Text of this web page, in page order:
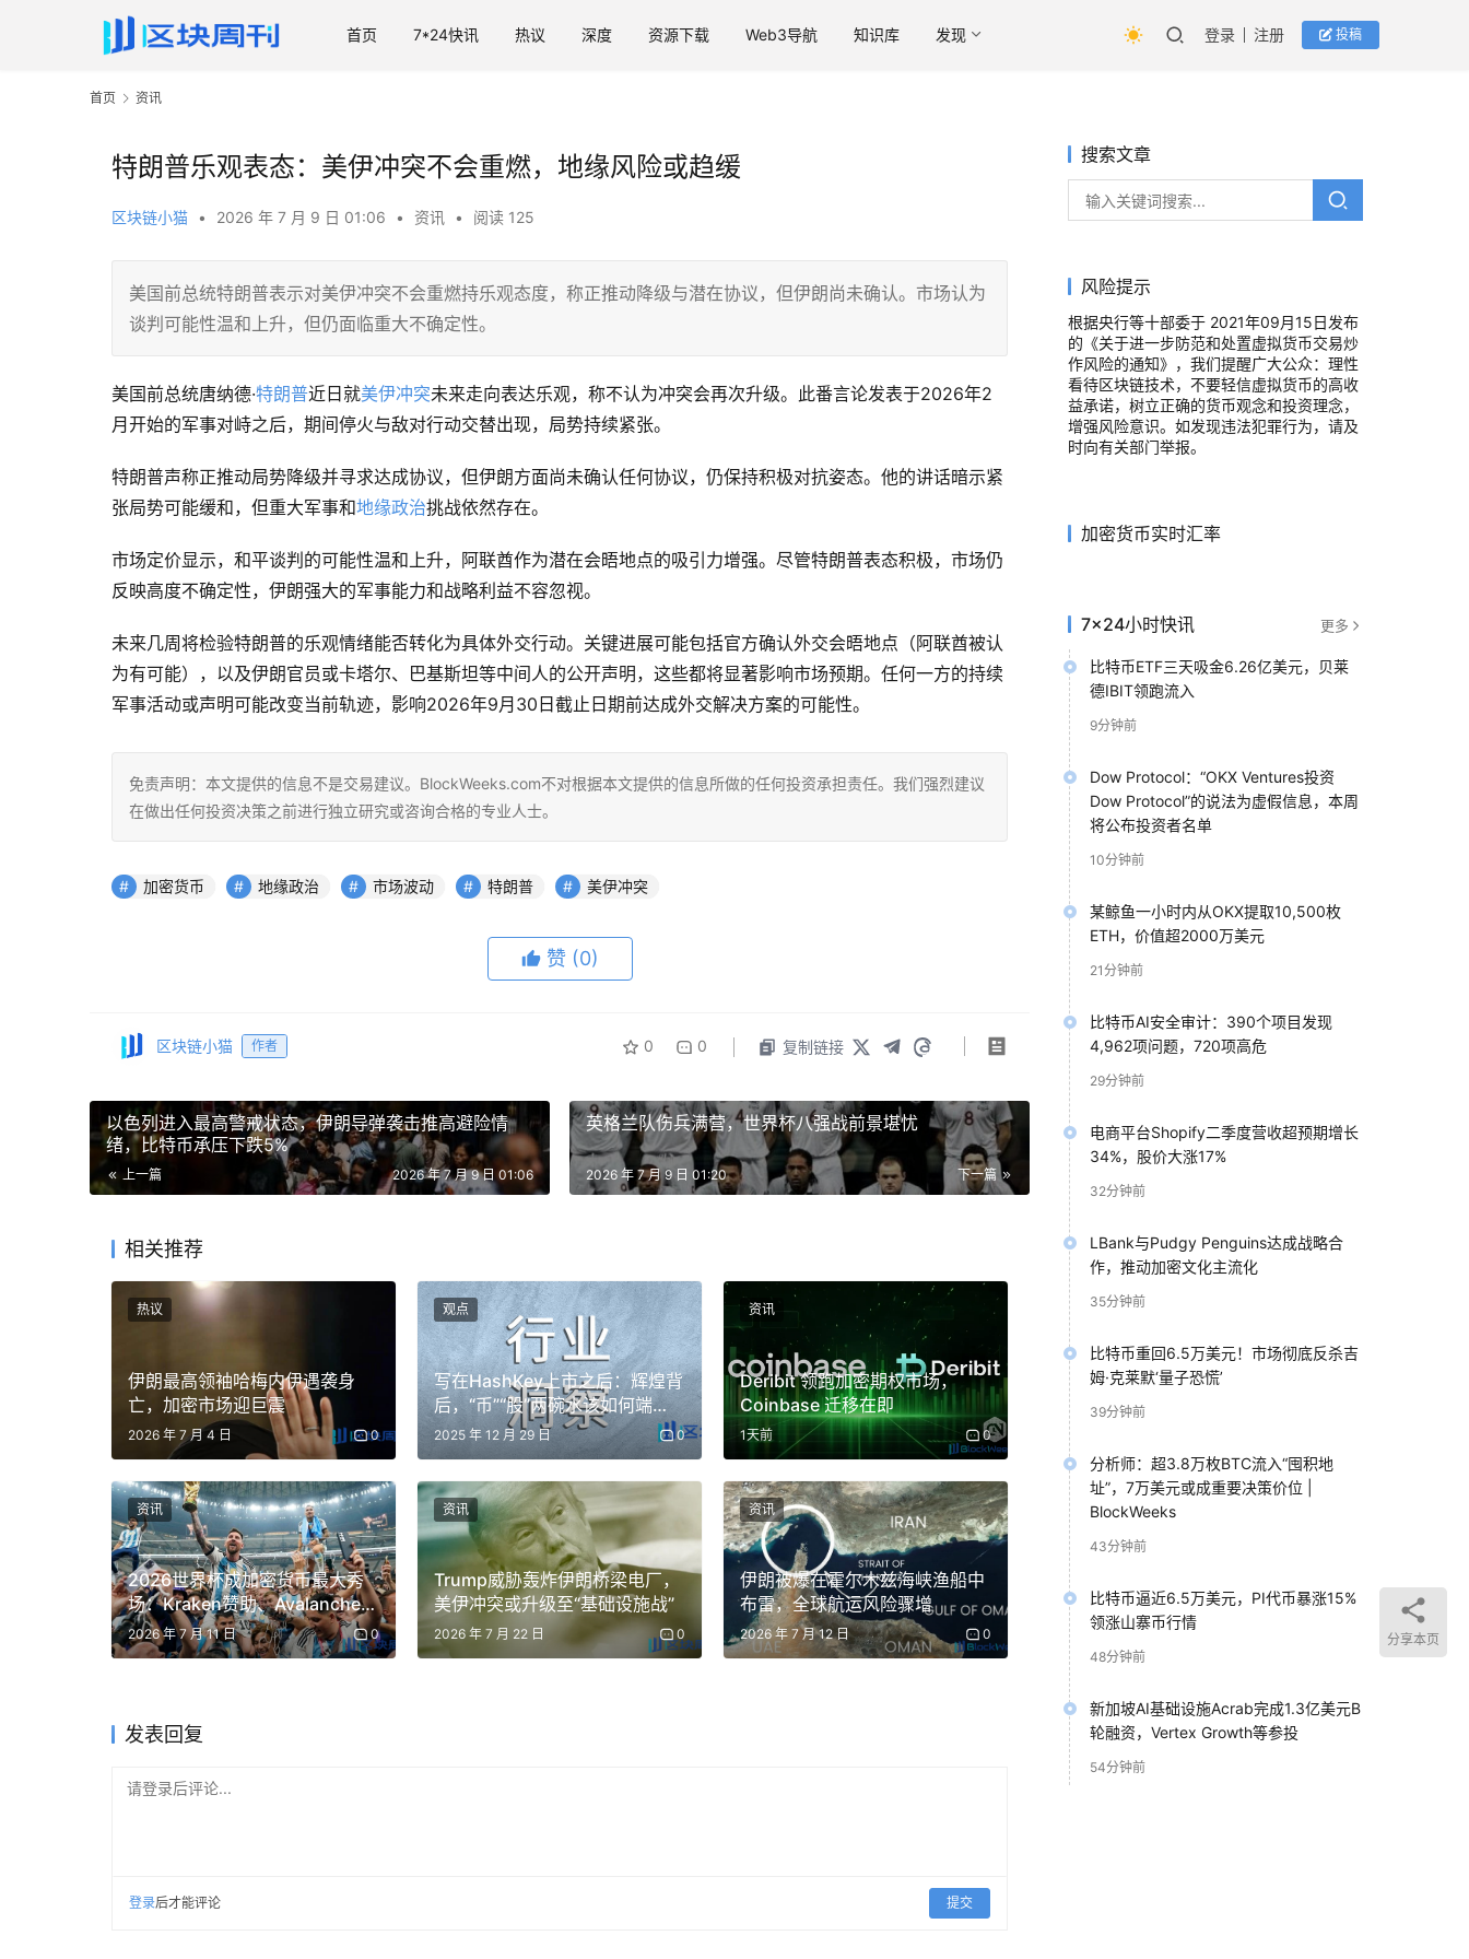
首页 7*24快讯 热议 深度 资源下载 Web3导航 知识库 发现 登录 注册 投稿
首页 资讯
特朗普乐观表态：美伊冲突不会重燃，地缘风险或趋缓
区块链小猫 • 2026 年 7 月 9 日 01:06 • 资讯 • 阅读 125
美国前总统特朗普表示对美伊冲突不会重燃持乐观态度，称正推动降级与潜在协议，但伊朗尚未确认。市场认为
谈判可能性温和上升，但仍面临重大不确定性。
美国前总统唐纳德·特朗普近日就美伊冲突未来走向表达乐观，称不认为冲突会再次升级。此番言论发表于2026年2
月开始的军事对峙之后，期间停火与敌对行动交替出现，局势持续紧张。
特朗普声称正推动局势降级并寻求达成协议，但伊朗方面尚未确认任何协议，仍保持积极对抗姿态。他的讲话暗示紧
张局势可能缓和，但重大军事和地缘政治挑战依然存在。
市场定价显示，和平谈判的可能性温和上升，阿联酋作为潜在会晤地点的吸引力增强。尽管特朗普表态积极，市场仍
反映高度不确定性，伊朗强大的军事能力和战略利益不容忽视。
未来几周将检验特朗普的乐观情绪能否转化为具体外交行动。关键进展可能包括官方确认外交会晤地点（阿联酋被认
为有可能），以及伊朗官员或卡塔尔、巴基斯坦等中间人的公开声明，这些都将显著影响市场预期。任何一方的持续
军事活动或声明可能改变当前轨迹，影响2026年9月30日截止日期前达成外交解决方案的可能性。
免责声明：本文提供的信息不是交易建议。BlockWeeks.com不对根据本文提供的信息所做的任何投资承担责任。我们强烈建议
在做出任何投资决策之前进行独立研究或咨询合格的专业人士。
加密货币 地缘政治 市场波动 特朗普 美伊冲突
赞 (0)
区块链小猫 作者 0 0 复制链接
以色列进入最高警戒状态，伊朗导弹袭击推高避险情
绪，比特币承压下跌5%
上一篇 2026 年 7 月 9 日 01:06
英格兰队伤兵满营，世界杯八强战前景堪忧
下一篇
2026 年 7 月 9 日 01:20
相关推荐
伊朗最高领袖哈梅内伊遇袭身
亡，加密市场迎巨震
2026 年 7 月 4 日 0
热议
写在HashKey上市之后：辉煌背
后，“币”“股”两碗水该如何端
平？
2025 年 12 月 29 日 0
观点
Deribit 领跑加密期权市场，
Coinbase 迁移在即
1天前 0
资讯
2026世界杯成加密货币最大秀
场：Kraken赞助、Avalanche票
务与Panini NFT全面登场
2026 年 7 月 11 日 0
资讯
Trump威胁轰炸伊朗桥梁电厂，
美伊冲突或升级至“基础设施战”
2026 年 7 月 22 日 0
资讯
伊朗被爆在霍尔木兹海峡渔船中
布雷，全球航运风险骤增
2026 年 7 月 12 日 0
资讯
发表回复
请登录后评论...
登录后才能评论 提交
搜索文章
风险提示
根据央行等十部委于 2021年09月15日发布
的《关于进一步防范和处置虚拟货币交易炒
作风险的通知》，我们提醒广大公众：理性
看待区块链技术，不要轻信虚拟货币的高收
益承诺，树立正确的货币观念和投资理念，
增强风险意识。如发现违法犯罪行为，请及
时向有关部门举报。
加密货币实时汇率
7×24小时快讯 更多
比特币ETF三天吸金6.26亿美元，贝莱
德IBIT领跑流入
9分钟前
Dow Protocol：“OKX Ventures投资
Dow Protocol”的说法为虚假信息，本周
将公布投资者名单
10分钟前
某鲸鱼一小时内从OKX提取10,500枚
ETH，价值超2000万美元
21分钟前
比特币AI安全审计：390个项目发现
4,962项问题，720项高危
29分钟前
电商平台Shopify二季度营收超预期增长
34%，股价大涨17%
32分钟前
LBank与Pudgy Penguins达成战略合
作，推动加密文化主流化
35分钟前
比特币重回6.5万美元！市场彻底反杀吉
姆·克莱默‘量子恐慌’
39分钟前
分析师：超3.8万枚BTC流入“囤积地
址”，7万美元或成重要决策价位 |
BlockWeeks
43分钟前
比特币逼近6.5万美元，PI代币暴涨15%
领涨山寨币行情
48分钟前
新加坡AI基础设施Acrab完成1.3亿美元B
轮融资，Vertex Growth等参投
54分钟前
分享本页